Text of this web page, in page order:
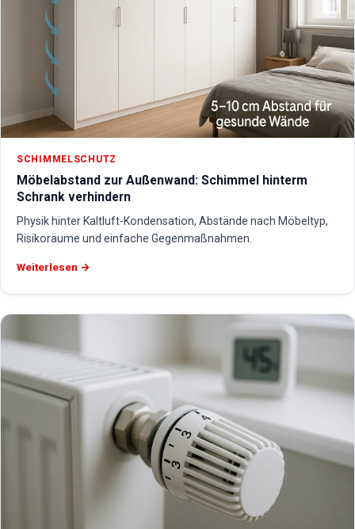
SCHIMMELSCHUTZ
Möbelabstand zur Außenwand: Schimmel hinterm
Schrank verhindern
Physik hinter Kaltluft-Kondensation, Abstände nach Möbeltyp,
Risikoräume und einfache Gegenmaßnahmen.
Weiterlesen →